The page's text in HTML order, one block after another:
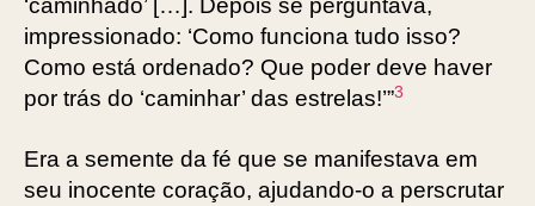
‘caminhado’ […]. Depois se perguntava,
impressionado: ‘Como funciona tudo isso?
Como está ordenado? Que poder deve haver
por trás do ‘caminhar’ das estrelas!’”3
Era a semente da fé que se manifestava em
seu inocente coração, ajudando-o a perscrutar